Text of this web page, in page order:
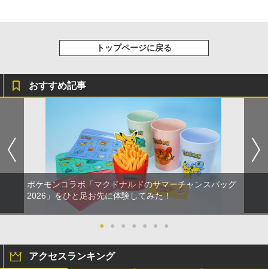
トップページに戻る
おすすめ記事
ポケモンコラボ「マクドナルドのサマーチャンスバッグ
2026」をひと足お先に体験してみた！
● ● ● ● ● ● ●
アクセスランキング